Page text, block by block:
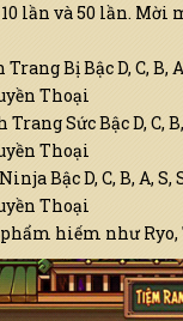
10 lần và 50 lần.
Bị Bậc D, C, B,
Thoại
Sức Bậc D, C,
Thoại
Bậc D, C, B, A, S,
Thoại
hiếm như